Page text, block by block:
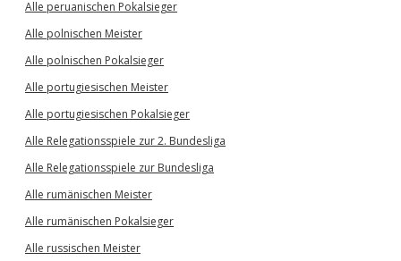
Alle peruanischen Pokalsieger
Alle polnischen Meister
Alle polnischen Pokalsieger
Alle portugiesischen Meister
Alle portugiesischen Pokalsieger
Alle Relegationsspiele zur 2. Bundesliga
Alle Relegationsspiele zur Bundesliga
Alle rumänischen Meister
Alle rumänischen Pokalsieger
Alle russischen Meister